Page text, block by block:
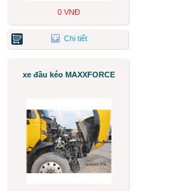
0 VNĐ
Chi tiết
xe đầu kéo MAXXFORCE